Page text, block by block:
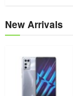
New Arrivals